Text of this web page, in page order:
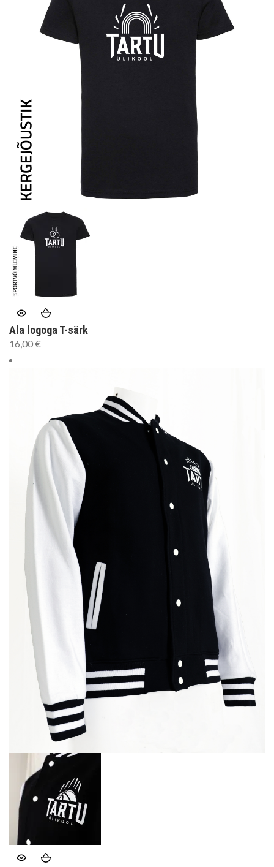
Ala logoga T-särk
16,00€